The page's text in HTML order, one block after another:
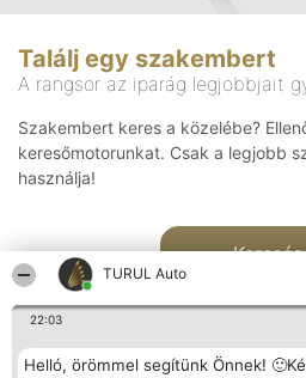
TURUL Auto
22:03
Helló, örömmel segítünk Önnek!
Találj egy szakembert
A rangsor az iparág legjobbjait
Szakembert keres a közelébe?
keresőmotorunkat. Csak a legjobb
használja!
Keresés